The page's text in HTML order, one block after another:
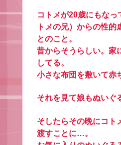
コトメが20歳にもな
トメの兄）からの性
とのこと。
昔からそうらしい。家
してる。
小さな布団を敷いて赤
それを見て娘もぬいぐ
そしたらその晩にコト
渡すことに…。